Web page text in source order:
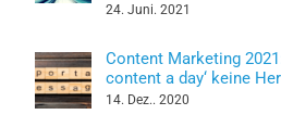
24. Juni. 2021
Content Marketing
content a day‘ keine
14. Dez.. 2020